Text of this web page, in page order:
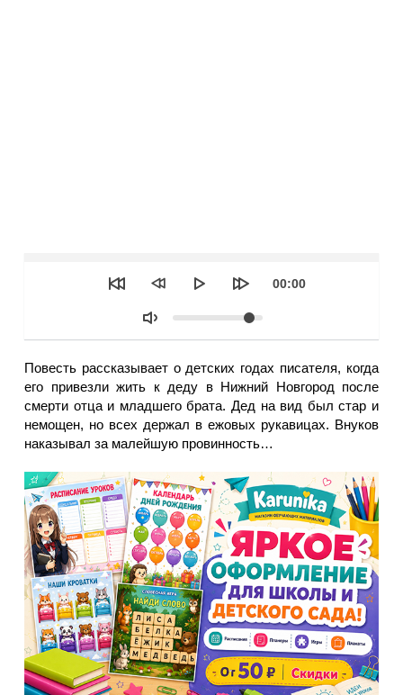
Текущее
00:00
Объем
Повесть рассказывает о детских годах писателя, когда
его привезли жить к деду в Нижний Новгород после
смерти отца и младшего брата. Дед на вид был стар и
немощен, но всех держал в ежовых рукавицах. Внуков
наказывал за малейшую провинность…